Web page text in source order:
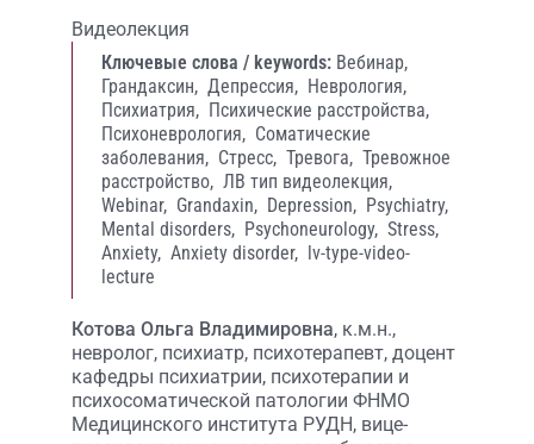
Видеолекция
Ключевые слова / keywords: Вебинар,
Грандаксин, Депрессия, Неврология,
Психиатрия, Психические расстройства,
Психоневрология, Соматические
заболевания, Стресс, Тревога, Тревожное
расстройство, ЛВ тип видеолекция,
Webinar, Grandaxin, Depression, Psychiatry,
Mental disorders, Psychoneurology, Stress,
Anxiety, Anxiety disorder, lv-type-video-
lecture
Котова Ольга Владимировна, к.м.н.,
невролог, психиатр, психотерапевт, доцент
кафедры психиатрии, психотерапии и
психосоматической патологии ФНМО
Медицинского института РУДН, вице-